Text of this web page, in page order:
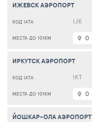
ИЖЕВСК АЭРОПОРТ
IJK
0
ИРКУТСК АЭРОПОРТ
IKT
0
ЙОШКАР-ОЛА АЭРОПОРТ